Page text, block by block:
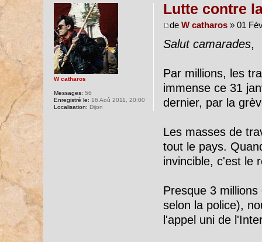
Lutte contre
de W catharos» 01
Salut camarades,
Par millions, les
immense ce 31
dernier, par la
Les masses de
tout le pays.
invincible, c'est le
Presque 3
selon la police),
l'appel uni de
W catharos
Messages: 56
Enregistré le: 16 Aoû 2011, 20:00
Localisation: Dijon